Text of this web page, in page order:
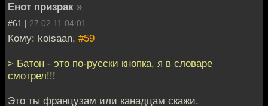
Енот призрак »
#61 | 27.02.11 04:01
Кому: koisaan, #59
> Батон - это по-русски кнопка, я в словаре
смотрел!!!
Это ты французам или канадцам скажи.